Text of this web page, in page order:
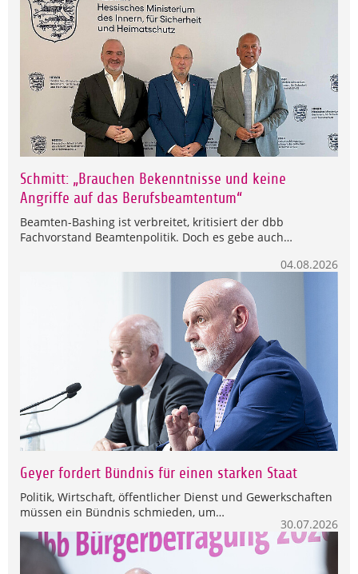
Schmitt: „Brauchen Bekenntnisse und keine
Angriffe auf das Berufsbeamtentum“
Beamten-Bashing ist verbreitet, kritisiert der dbb
Fachvorstand Beamtenpolitik. Doch es gebe auch…
04.08.2026
Geyer fordert Bündnis für einen starken Staat
Politik, Wirtschaft, öffentlicher Dienst und Gewerkschaften
müssen ein Bündnis schmieden, um…
30.07.2026